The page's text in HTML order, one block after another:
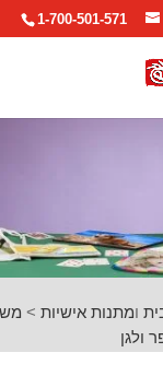
1-700-501-571
ומתנות אישיות>
ולגן